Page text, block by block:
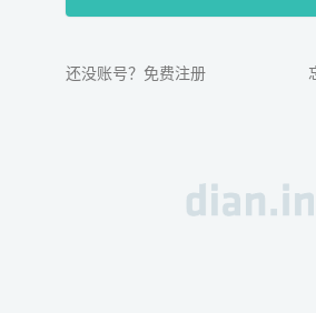
还没账号？免费注册